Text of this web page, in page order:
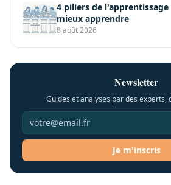
4 piliers de
mieux apprendre
8 août 2026
Newsletter
Guides et analyses par des experts,
Je m'inscris